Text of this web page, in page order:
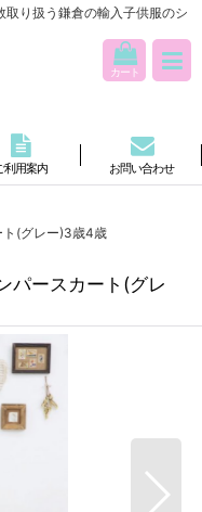
り扱う鎌倉の輸入子供服のシ
カート
利用案内 お問い合わせ
ト(グレー)3歳4歳
パースカート(グレ